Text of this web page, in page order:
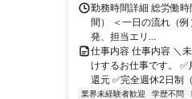
勤務時間詳細 総労働
間） ＜一日の流れ（
発、担当エリ...
仕事内容 仕事内容 ＼
けするお仕事です。
還元 ✅️完全週休2日制
業界未経験者歓迎 学歴不問